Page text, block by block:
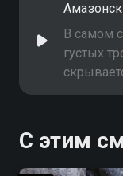
В самом
густых
чтобы
С этим